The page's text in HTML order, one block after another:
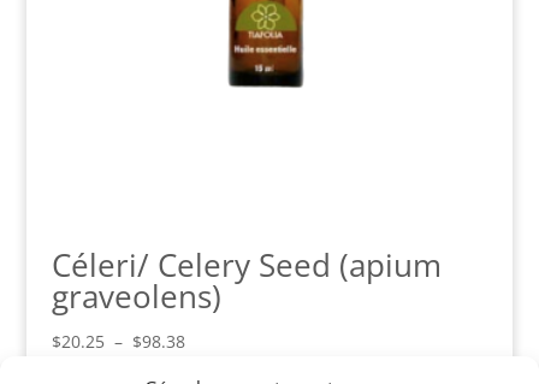
Céleri/ Celery Seed (apium
graveolens)
$20.25 – $98.38Plage